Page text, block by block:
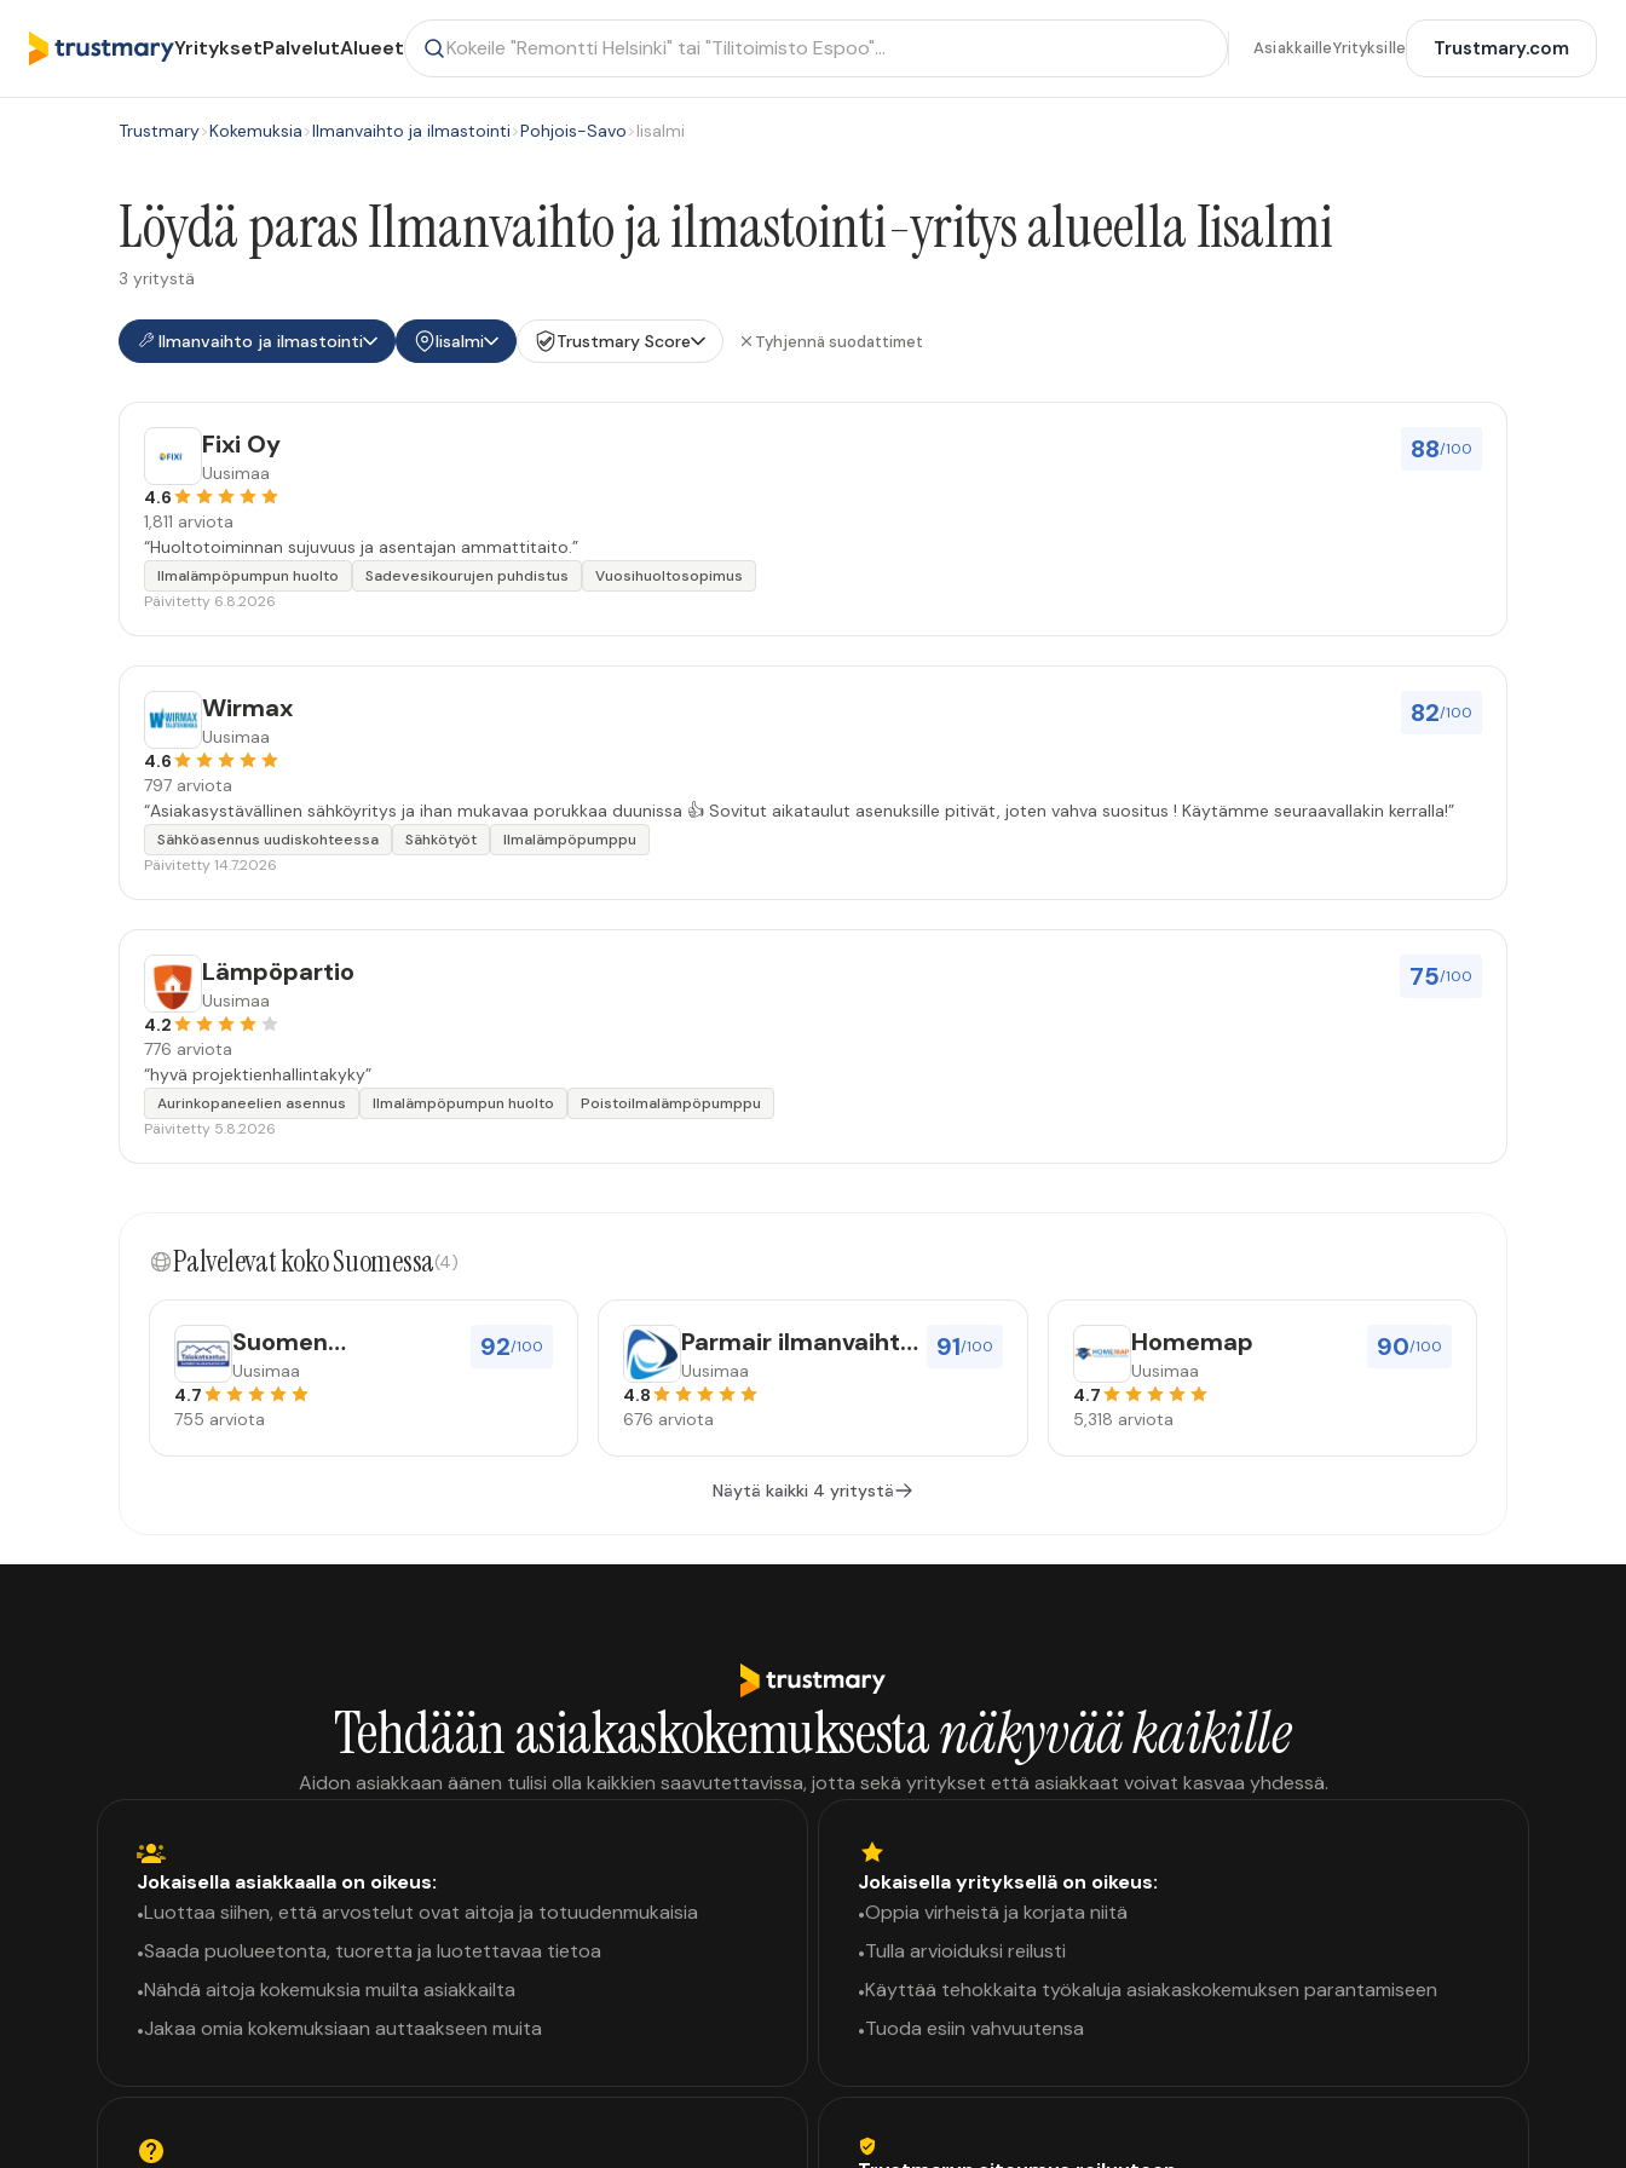
YrityksetPalvelutAlueet AsiakkailleYrityksille Trustmary.com
Trustmary>Kokemuksia>Ilmanvaihto ja ilmastointi>Pohjois-Savo>Iisalmi
Löydä paras Ilmanvaihto ja ilmastointi-yritys alueella Iisalmi
3 yritystä
Ilmanvaihto ja ilmastointi Iisalmi Trustmary Score Tyhjennä suodattimet
88/100
Fixi Oy
Uusimaa
4.6
1,811 arviota
“Huoltotoiminnan sujuvuus ja asentajan ammattitaito.”
Ilmalämpöpumpun huolto Sadevesikourujen puhdistus
Vuosihuoltosopimus
Päivitetty 6.8.2026
82/100
Wirmax
Uusimaa
4.6
797 arviota
“Asiakasystävällinen sähköyritys ja ihan mukavaa porukkaa duunissa 👍 Sovitut aikataulut asenuksille pitivät, joten vahva suositus ! Käytämme seuraavallakin kerralla!”
Sähköasennus uudiskohteessa Sähkötyöt
Ilmalämpöpumppu
Päivitetty 14.7.2026
75/100
Lämpöpartio
Uusimaa
4.2
776 arviota
“hyvä projektienhallintakyky”
Aurinkopaneelien asennus Ilmalämpöpumpun huolto
Poistoilmalämpöpumppu
Päivitetty 5.8.2026
Palvelevat koko Suomessa(4)
92/100
Suomen
Talokatsastus Oy
Uusimaa
4.7
755 arviota
91/100
Parmair ilmanvaihto
Oy
Uusimaa
4.8
676 arviota
90/100
Homemap
Uusimaa
4.7
5,318 arviota
Näytä kaikki 4 yritystä
Tehdään asiakaskokemuksestanäkyvää kaikille
Aidon asiakkaan äänen tulisi olla kaikkien saavutettavissa, jotta sekä yritykset että asiakkaat voivat kasvaa yhdessä.
Jokaisella asiakkaalla on oikeus:
•Luottaa siihen, että arvostelut ovat aitoja ja totuudenmukaisia
•Saada puolueetonta, tuoretta ja luotettavaa tietoa
•Nähdä aitoja kokemuksia muilta asiakkailta
•Jakaa omia kokemuksiaan auttaakseen muita
Jokaisella yrityksellä on oikeus:
•Oppia virheistä ja korjata niitä
•Tulla arvioiduksi reilusti
•Käyttää tehokkaita työkaluja asiakaskokemuksen parantamiseen
•Tuoda esiin vahvuutensa